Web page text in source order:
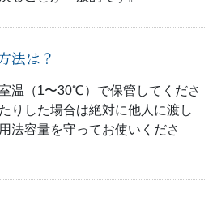
法は？
温（1〜30℃）で保管してくださ
りした場合は絶対に他人に渡し
法容量を守ってお使いくださ